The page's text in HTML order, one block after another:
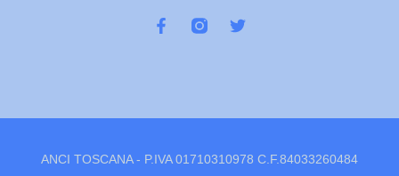
ANCI TOSCANA - P.IVA 01710310978 C.F.84033260484